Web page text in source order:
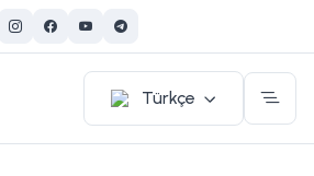
Türkçe